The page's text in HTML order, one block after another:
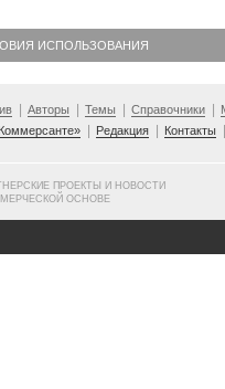
ИСПОЛЬЗОВАНИЯ
Авторы Темы Справочники
Редакция Контакты
ПРОЕКТЫ И НОВОСТИ
ОСНОВЕ